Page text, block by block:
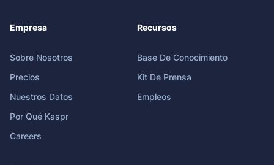
Empresa
Sobre Nosotros
Precios
Nuestros Datos
Por Qué Kaspr
Careers
Recursos
Base De Conocimiento
Kit De Prensa
Empleos